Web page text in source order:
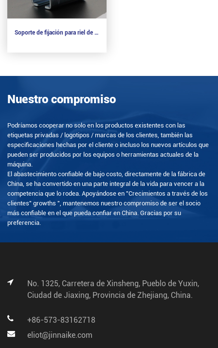
Soporte de fijación para riel de rodillo de puerta colgante (fijación a la pared)
Nuestro compromiso
Podríamos cooperar no solo en los productos existentes con las
etiquetas privadas / logotipos / marcas de los clientes, también las
especificaciones hechas por el cliente o incluso los nuevos artículos que
pueden ser producidos por los equipos o herramientas actuales de la
máquina.
El abastecimiento confiable de bajo costo, directamente de la fábrica de
China, se ha convertido en una parte integral de la vida para vencer a la
competencia que lo rodea. Apoyándose en "Crecimientos a través de los
clientes" growths ", mantenemos nuestro compromiso de ser el socio
más confiable en el que pueda confiar en China. Gracias por su
preferencia.
No. 1325, Carretera de Xinsheng, Pueblo de Yuxin,
Ciudad de Jiaxing, Provincia de Zhejiang, China.
+86-573-83162718
eliot@jinnaike.com